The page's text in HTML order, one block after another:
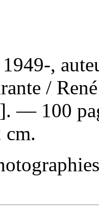
,
/
— 100
cm.